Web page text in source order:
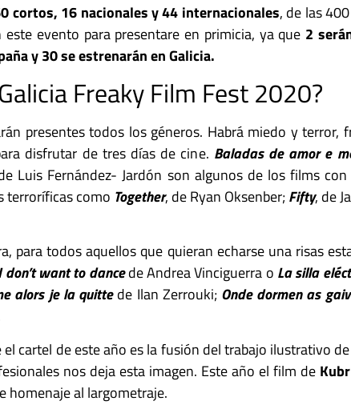
cortos, 16 nacionales y 44 internacionales, de las
evento para presentare en primicia, ya que 2
y 30 se estrenarán en Galicia.
Freaky Film Fest 2020?
presentes todos los géneros. Habrá miedo y
disfrutar de tres días de cine. Baladas de amor e
Luis Fernández- Jardón son algunos de los films
terroríficas como Together, de Ryan Oksenber; Fifty, de
para todos aquellos que quieran echarse una risas
don’t want to dancede Andrea Vinciguerra o La silla
alors je la quittede Ilan Zerrouki; Onde dormen as
el cartel de este año es la fusión del trabajo ilustrativo
nos deja esta imagen. Este año el film de
homenaje al largometraje.